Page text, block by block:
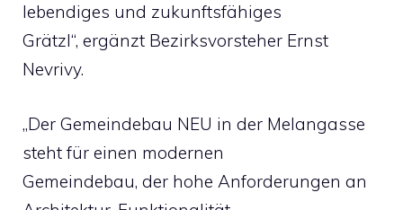
lebendiges und zukunftsfähiges
Grätzl“, ergänzt Bezirksvorsteher Ernst
Nevrivy.
„Der Gemeindebau NEU in der Melangasse
steht für einen modernen
Gemeindebau, der hohe Anforderungen an